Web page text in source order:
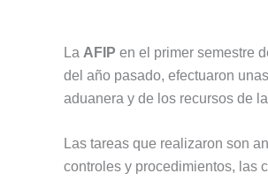
La AFIP en el primer semestre
del año pasado, efectuaron
aduanera y de los recursos de
Las tareas que realizaron son
controles y procedimientos, las